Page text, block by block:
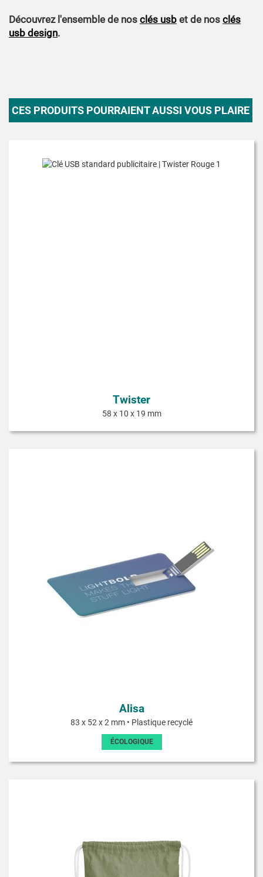
Découvrez l'ensemble de nos clés usb et de nos clés
usb design.
CES PRODUITS POURRAIENT AUSSI VOUS PLAIRE
Twister
58 x 10 x 19 mm
Alisa
83 x 52 x 2 mm • Plastique recyclé
ÉCOLOGIQUE